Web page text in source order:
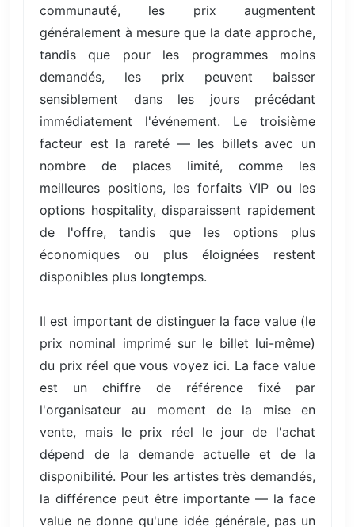
communauté, les prix augmentent
généralement à mesure que la date approche,
tandis que pour les programmes moins
demandés, les prix peuvent baisser
sensiblement dans les jours précédant
immédiatement l'événement. Le troisième
facteur est la rareté — les billets avec un
nombre de places limité, comme les
meilleures positions, les forfaits VIP ou les
options hospitality, disparaissent rapidement
de l'offre, tandis que les options plus
économiques ou plus éloignées restent
disponibles plus longtemps.
Il est important de distinguer la face value (le
prix nominal imprimé sur le billet lui-même)
du prix réel que vous voyez ici. La face value
est un chiffre de référence fixé par
l'organisateur au moment de la mise en
vente, mais le prix réel le jour de l'achat
dépend de la demande actuelle et de la
disponibilité. Pour les artistes très demandés,
la différence peut être importante — la face
value ne donne qu'une idée générale, pas un